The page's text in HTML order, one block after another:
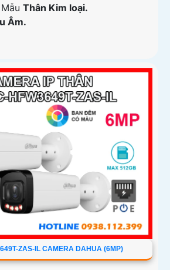
Thân Kim loại.
Âm.
ZAS-IL CAMERA DAHUA (6MP)